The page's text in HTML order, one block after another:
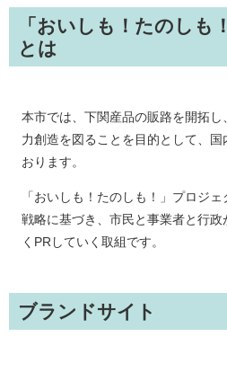
「おいしも！たのしも
とは
本市では、下関産品の販路を開拓
力創造を図ることを目的として、
おります​。
「おいしも！たのしも！」プロジ
戦略に基づき、市民と事業者と行
くPRしていく取組です。
ブランドサイト